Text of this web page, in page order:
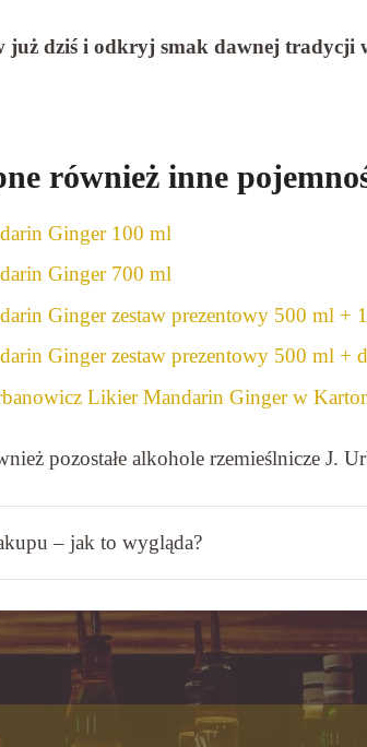
już dziś i odkryj smak dawnej tradycji
również inne
Ginger 100 ml
Ginger 700 ml
Ginger zestaw prezentowy 500 ml +
Ginger zestaw prezentowy 500 ml +
Likier Mandarin Ginger w
pozostałe alkohole rzemieślnicze J.
– jak to wygląda?